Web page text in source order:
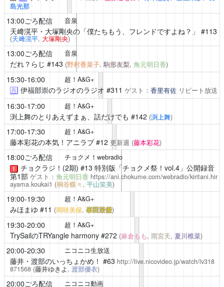
島光那
13:00ごろ配信 音泉
天﨑滉平・大塚剛央の「僕たちもう、フレンドですよね？」 #113
(天﨑滉平, 大塚剛央)
13:00ごろ配信 音泉
だれ？らじ #143 (野村香菜子, 駒形友梨, 角元明日香)
15:30-16:00 超！A&G+
再 伊福部崇のラジオのラジオ #311 ゲスト： 香里有佐 リピート放送
16:30-17:00 超！A&G+
渕上舞のとりあえずまぁ、話だけでも #142 (渕上舞)
17:00-17:30 超！A&G+
藤本彩花の本気！アニラブ#12 更新週 (藤本彩花)
18:00ごろ配信 チョクメ！webradio
！ チョクラジ！(2期) #13 特別版「チョクメ祭！vol.4」公開録音
第1部 ゲスト： 角元明日香 https://ani.chokume.com/webradio/kiritani.hir
ayama.koukai1 (桐谷蝶々, 平山笑美)
19:00-19:30 超！A&G+
みほまゆ #11 (岡咲美保,峯田茉優)
19:30-20:00 超！A&G+
TrySailのTRYangle harmony#272 (麻倉もも, 雨宮天, 夏川椎菜)
20:00-20:30 ニコニコ生放送
藤井・渡部のいっちょかめ！ #63 http://live.nicovideo.jp/watch/lv318
871568 (藤井ゆきよ, 渡部優衣)
20:00ごろ配信 ニコニコ動画